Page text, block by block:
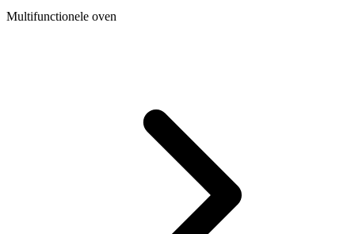
Multifunctionele oven